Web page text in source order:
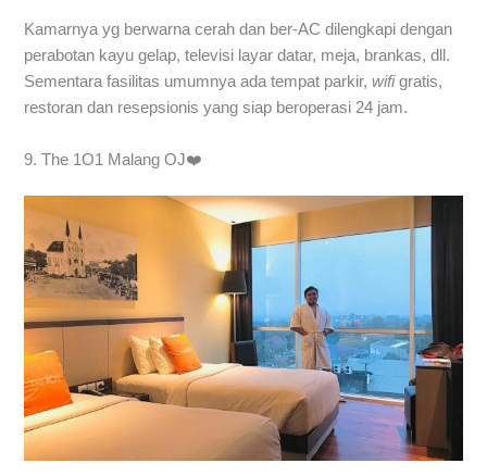
Kamarnya yg berwarna cerah dan ber-AC dilengkapi dengan
perabotan kayu gelap, televisi layar datar, meja, brankas, dll.
Sementara fasilitas umumnya ada tempat parkir,wifigratis,
restoran dan resepsionis yang siap beroperasi 24 jam.
9. The 1O1 Malang OJ❤️